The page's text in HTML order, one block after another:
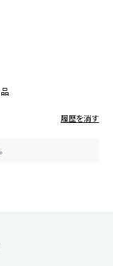
履歴を消す